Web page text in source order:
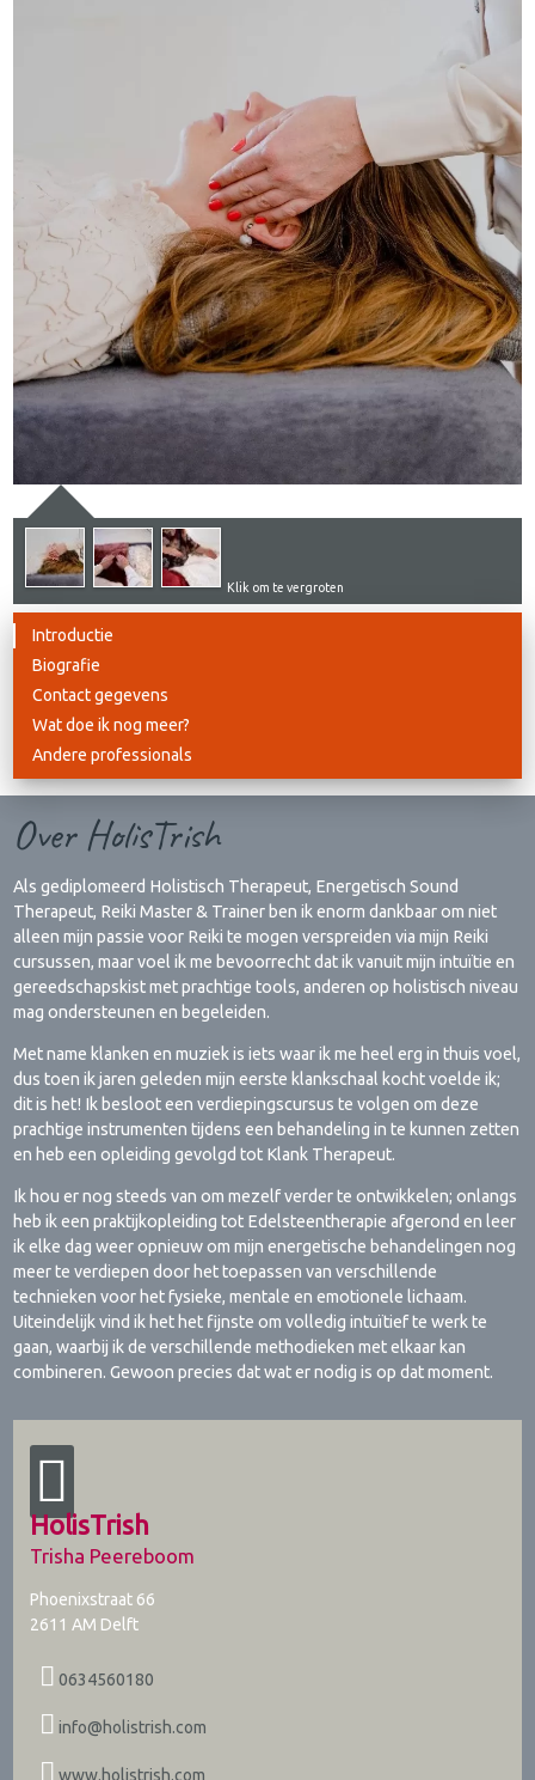
Klik om te vergroten
Introductie
Biografie
Contact gegevens
Wat doe ik nog meer?
Andere professionals
Over HolisTrish
Als gediplomeerd Holistisch Therapeut, Energetisch Sound
Therapeut, Reiki Master & Trainer ben ik enorm dankbaar om niet
alleen mijn passie voor Reiki te mogen verspreiden via mijn Reiki
cursussen, maar voel ik me bevoorrecht dat ik vanuit mijn intuïtie en
gereedschapskist met prachtige tools, anderen op holistisch niveau
mag ondersteunen en begeleiden.
Met name klanken en muziek is iets waar ik me heel erg in thuis voel,
dus toen ik jaren geleden mijn eerste klankschaal kocht voelde ik;
dit is het! Ik besloot een verdiepingscursus te volgen om deze
prachtige instrumenten tijdens een behandeling in te kunnen zetten
en heb een opleiding gevolgd tot Klank Therapeut.
Ik hou er nog steeds van om mezelf verder te ontwikkelen; onlangs
heb ik een praktijkopleiding tot Edelsteentherapie afgerond en leer
ik elke dag weer opnieuw om mijn energetische behandelingen nog
meer te verdiepen door het toepassen van verschillende
technieken voor het fysieke, mentale en emotionele lichaam.
Uiteindelijk vind ik het het fijnste om volledig intuïtief te werk te
gaan, waarbij ik de verschillende methodieken met elkaar kan
combineren. Gewoon precies dat wat er nodig is op dat moment.
HolisTrish
Trisha Peereboom
Phoenixstraat 66
2611 AM Delft
0634560180
info@holistrish.com
www.holistrish.com